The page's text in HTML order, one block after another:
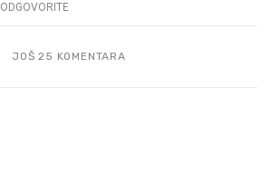
ODGOVORITE
JOŠ 25 KOMENTARA